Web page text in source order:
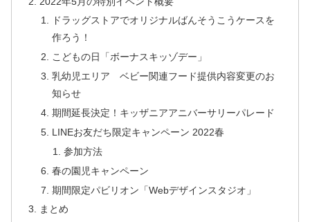
ドラッグストアでオリジナルばんそうこうケースを
作ろう！
こどもの日「ボーナスキッゾデー」
乳幼児エリア ベビー関連フード提供内容変更のお
知らせ
期間延長決定！キッザニアアニバーサリーパレード
LINEお友だち限定キャンペーン 2022春
参加方法
春の園児キャンペーン
期間限定パビリオン「Webデザインスタジオ」
まとめ